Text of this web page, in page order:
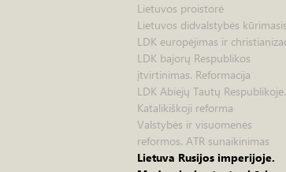
Lietuvos proistorė
Lietuvos didvalstybės kūrimasis
LDK europėjimas ir
LDK bajorų Respublikos
įtvirtinimas. Reformacija
LDK Abiejų Tautų Respublikoje.
Katalikiškoji reforma
Valstybės ir visuomenės
reformos. ATR sunaikinimas
Lietuva Rusijos imperijoje.